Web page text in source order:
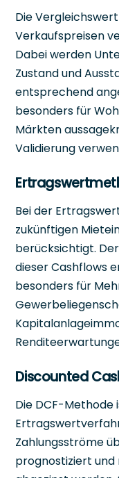
Die
Verkaufspreisen
Dabei werden
Zustand und
entsprechend
besonders für
Märkten
Validierung
Bei der
zukünftigen
berücksichtigt.
dieser Cashflows
besonders für
Discounted
Die DCF-
Zahlungsströme
prognostiziert und